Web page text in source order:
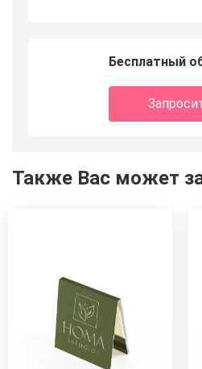
Бесплатный
Также Вас может